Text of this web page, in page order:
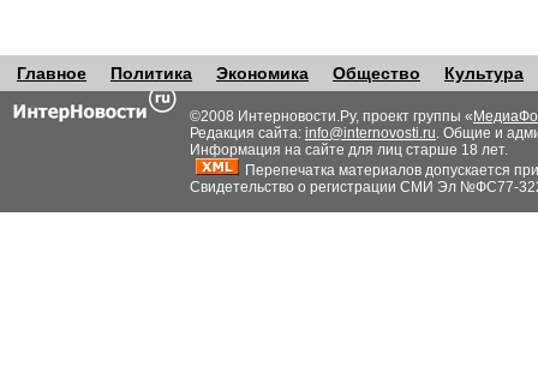
Главное Политика Экономика Общество Культура
©2008 Интерновости.Ру, проект группы «
Редакция сайта: info@internovosti.ru. Общие и
Информация на сайте для лиц старше 18 лет.
Перепечатка материалов допускается
Свидетельство о регистрации СМИ Эл №ФС77-